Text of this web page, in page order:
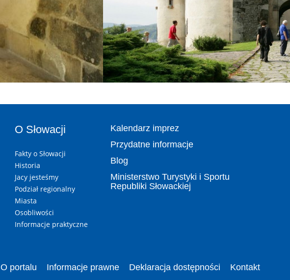
O Słowacji
Fakty o Słowacji
Historia
Jacy jesteśmy
Podział regionalny
Miasta
Osobliwości
Informacje praktyczne
Kalendarz imprez
Przydatne informacje
Blog
Ministerstwo Turystyki i Sportu
Republiki Słowackiej
O portalu Informacje prawne Deklaracja dostępności Kontakt